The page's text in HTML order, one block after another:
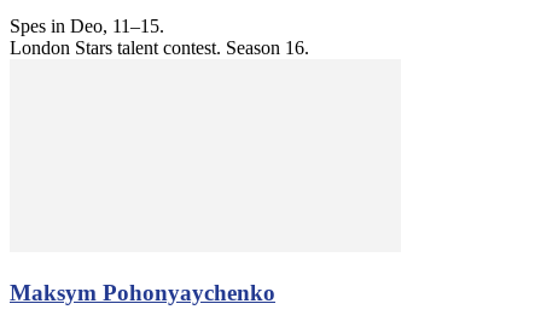
Spes in Deo, 11–15.
London Stars talent contest. Season 16.
Maksym Pohonyaychenko